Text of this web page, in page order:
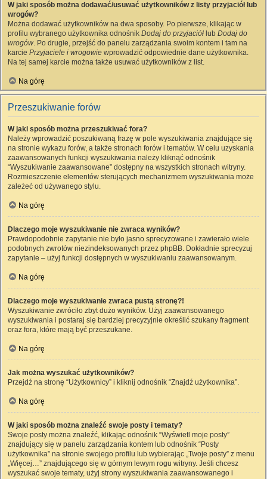
W jaki sposób można dodawać/usuwać użytkowników z listy przyjaciół lub
wrogów?
Można dodawać użytkowników na dwa sposoby. Po pierwsze, klikając w
profilu wybranego użytkownika odnośnik Dodaj do przyjaciół lub Dodaj do
wrogów. Po drugie, przejść do panelu zarządzania swoim kontem i tam na
karcie Przyjaciele i wrogowie wprowadzić odpowiednie dane użytkownika.
Na tej samej karcie można także usuwać użytkowników z list.
Na górę
Przeszukiwanie forów
W jaki sposób można przeszukiwać fora?
Należy wprowadzić poszukiwaną frazę w pole wyszukiwania znajdujące się
na stronie wykazu forów, a także stronach forów i tematów. W celu uzyskania
zaawansowanych funkcji wyszukiwania należy kliknąć odnośnik
“Wyszukiwanie zaawansowane” dostępny na wszystkich stronach witryny.
Rozmieszczenie elementów sterujących mechanizmem wyszukiwania może
zależeć od używanego stylu.
Na górę
Dlaczego moje wyszukiwanie nie zwraca wyników?
Prawdopodobnie zapytanie nie było jasno sprecyzowane i zawierało wiele
podobnych zwrotów niezindeksowanych przez phpBB. Dokładnie sprecyzuj
zapytanie – użyj funkcji dostępnych w wyszukiwaniu zaawansowanym.
Na górę
Dlaczego moje wyszukiwanie zwraca pustą stronę?!
Wyszukiwanie zwróciło zbyt dużo wyników. Użyj zaawansowanego
wyszukiwania i postaraj się bardziej precyzyjnie określić szukany fragment
oraz fora, które mają być przeszukane.
Na górę
Jak można wyszukać użytkowników?
Przejdź na stronę “Użytkownicy” i kliknij odnośnik “Znajdź użytkownika”.
Na górę
W jaki sposób można znaleźć swoje posty i tematy?
Swoje posty można znaleźć, klikając odnośnik “Wyświetl moje posty”
znajdujący się w panelu zarządzania kontem lub odnośnik “Posty
użytkownika” na stronie swojego profilu lub wybierając „Twoje posty” z menu
„Więcej…” znajdującego się w górnym lewym rogu witryny. Jeśli chcesz
wyszukać swoje tematy, użyj strony wyszukiwania zaawansowanego i